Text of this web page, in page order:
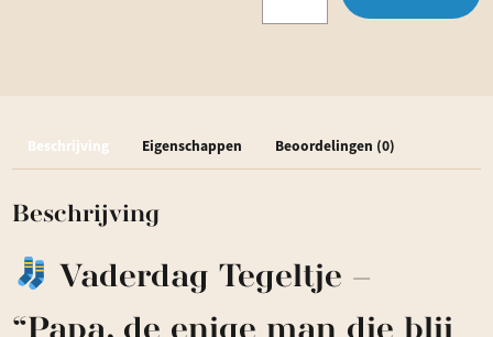
aantal
Beschrijving Eigenschappen Beoordelingen (0)
Beschrijving
Vaderdag Tegeltje –